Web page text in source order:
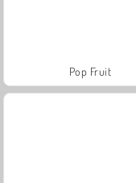
Pop Fruit